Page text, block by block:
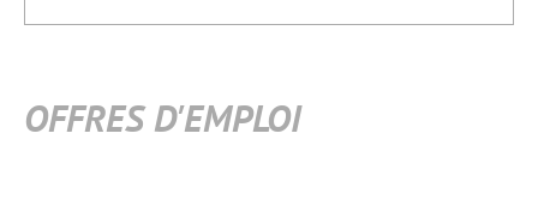
OFFRES D'EMPLOI